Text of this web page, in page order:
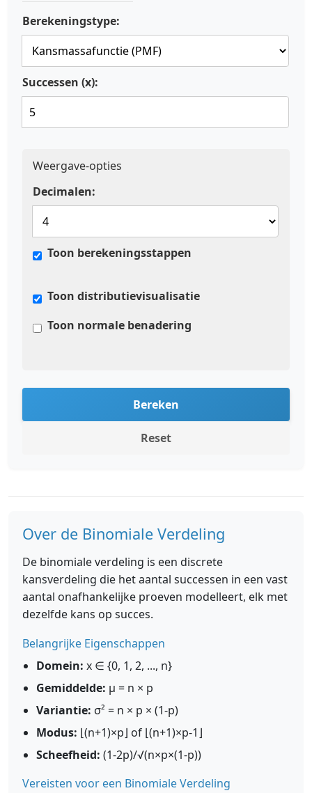
Berekeningstype:
Successen (x):
Weergave-opties
Decimalen:
Toon berekeningsstappen
Toon distributievisualisatie
Toon normale benadering
Bereken
Reset
Over de Binomiale Verdeling
De binomiale verdeling is een discrete
kansverdeling die het aantal successen in een vast
aantal onafhankelijke proeven modelleert, elk met
dezelfde kans op succes.
Belangrijke Eigenschappen
Domein: x ∈ {0, 1, 2, ..., n}
Gemiddelde: μ = n × p
Variantie: σ² = n × p × (1-p)
Modus: ⌊(n+1)×p⌋ of ⌊(n+1)×p-1⌋
Scheefheid: (1-2p)/√(n×p×(1-p))
Vereisten voor een Binomiale Verdeling